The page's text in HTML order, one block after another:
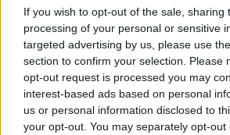
If you wish to opt-out of the sale, sharing
processing of your personal or sensitive
targeted advertising by us, please use
section to confirm your selection. Please
opt-out request is processed you may
interest-based ads based on personal
us or personal information disclosed to
your opt-out. You may separately opt-
ΠΡΟΣΘΕΣΤΕ ΤΟ ΣΧΟΛΙΟ ΣΑΣ